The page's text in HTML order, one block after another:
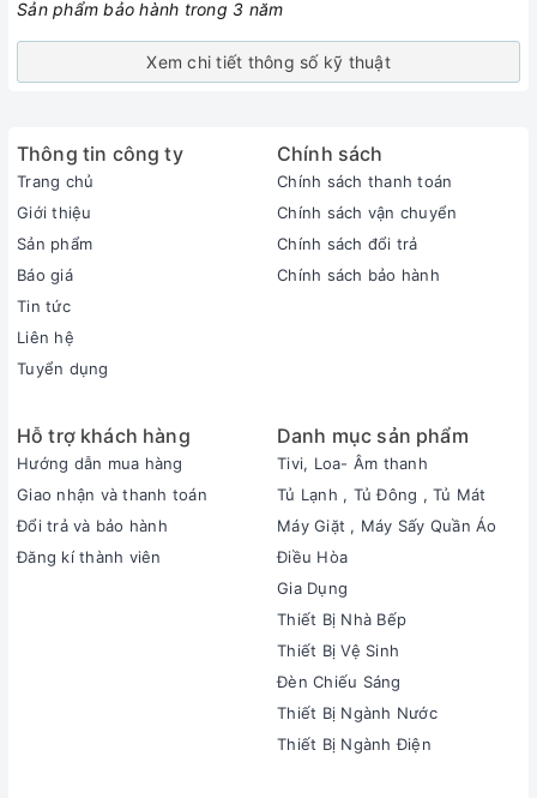
Sản phẩm bảo hành trong 3 năm
Xem chi tiết thông số kỹ thuật
Thông tin công ty
Trang chủ
Giới thiệu
Sản phẩm
Báo giá
Tin tức
Liên hệ
Tuyển dụng
Chính sách
Chính sách thanh toán
Chính sách vận chuyển
Chính sách đổi trả
Chính sách bảo hành
Hỗ trợ khách hàng
Hướng dẫn mua hàng
Giao nhận và thanh toán
Đổi trả và bảo hành
Đăng kí thành viên
Danh mục sản phẩm
Tivi, Loa- Âm thanh
Tủ Lạnh , Tủ Đông , Tủ Mát
Máy Giặt , Máy Sấy Quần Áo
Điều Hòa
Gia Dụng
Thiết Bị Nhà Bếp
Thiết Bị Vệ Sinh
Đèn Chiếu Sáng
Thiết Bị Ngành Nước
Thiết Bị Ngành Điện